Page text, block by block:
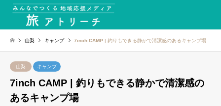
山梨 キャンプ 7inch CAMP | 釣りもできる静かで清潔感のあるキャンプ場
山梨 キャンプ
7inch CAMP | 釣りもできる静かで清潔感の
あるキャンプ場